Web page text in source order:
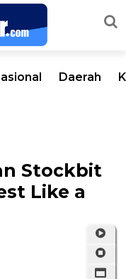
Daerah
Stockbit
Like a